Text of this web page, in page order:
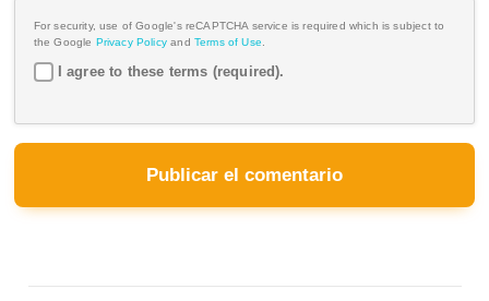
For security, use of Google's reCAPTCHA service is required which is subject to
the Google Privacy Policy and Terms of Use
I agree to these terms (required).